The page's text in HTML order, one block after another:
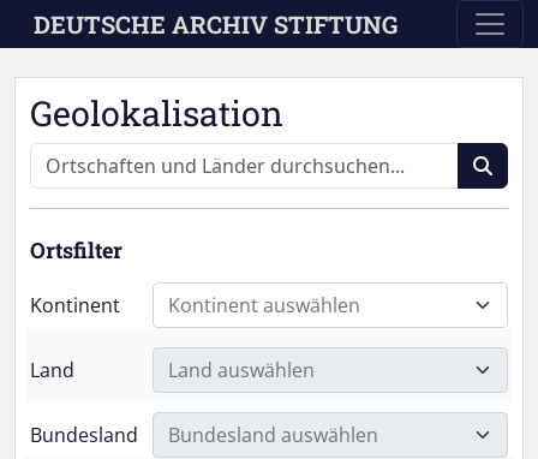
Skip to main content
DEUTSCHE ARCHIV STIFTUNG
Geolokalisation
Ortsfilter
Kontinent Kontinent auswählen
Land Land auswählen
Bundesland Bundesland auswählen